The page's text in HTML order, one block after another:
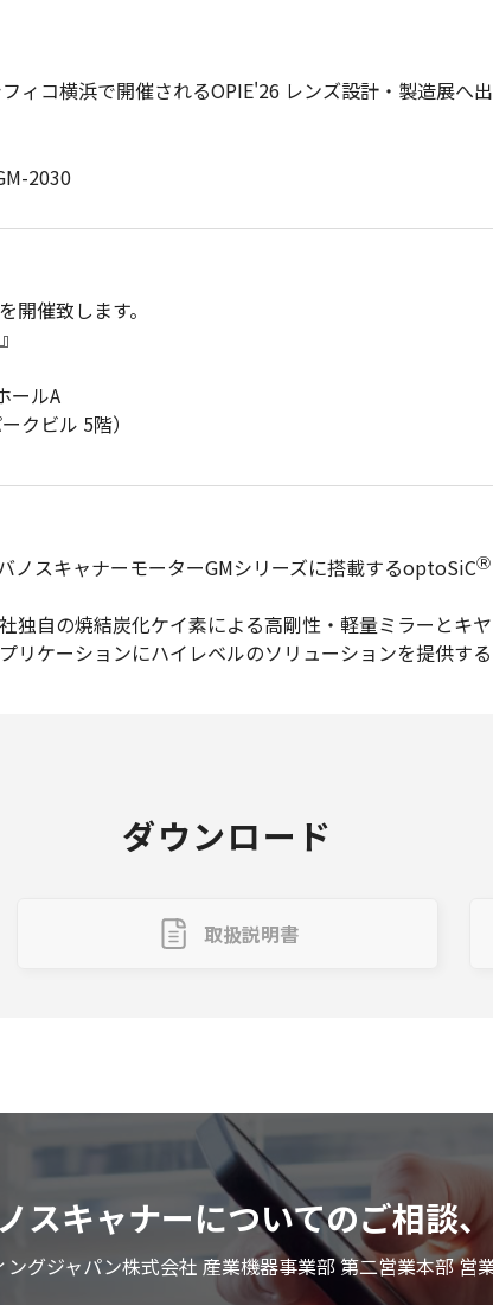
ィコ横浜で開催されるOPIE'26 レンズ設計・製造展へ
2030
催致します。
ールA
クビル 5階）
ノスキャナーモーターGMシリーズに搭載するoptoSiCⓇ
独自の焼結炭化ケイ素による高剛性・軽量ミラーとキ
リケーションにハイレベルのソリューションを提供す
ダウンロード
取扱説明書
スキャナーについてのご相談
ングジャパン株式会社 産業機器事業部 第二営業本部 営